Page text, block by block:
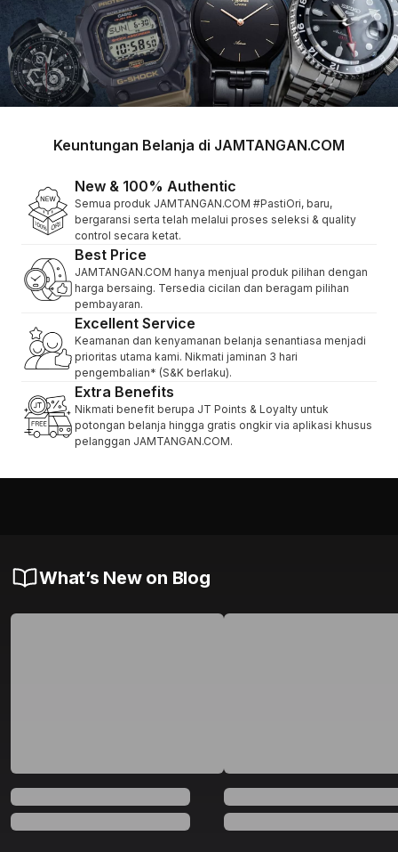
Keuntungan Belanja di JAMTANGAN.COM
New & 100% Authentic
Semua produk JAMTANGAN.COM #PastiOri, baru,
bergaransi serta telah melalui proses seleksi & quality
control secara ketat.
Best Price
JAMTANGAN.COM hanya menjual produk pilihan dengan
harga bersaing. Tersedia cicilan dan beragam pilihan
pembayaran.
Excellent Service
Keamanan dan kenyamanan belanja senantiasa menjadi
prioritas utama kami. Nikmati jaminan 3 hari
pengembalian* (S&K berlaku).
Extra Benefits
Nikmati benefit berupa JT Points & Loyalty untuk
potongan belanja hingga gratis ongkir via aplikasi khusus
pelanggan JAMTANGAN.COM.
What’s New on Blog